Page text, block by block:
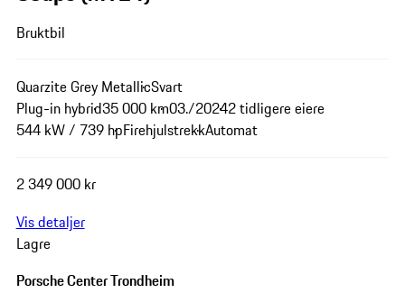
Bruktbil
Quarzite Grey MetallicSvart
Plug-in hybrid35 000 km03./20242 tidligere eiere
544 kW / 739 hpFirehjulstrekkAutomat
2 349 000 kr
Vis detaljer
Lagre
Porsche Center Trondheim